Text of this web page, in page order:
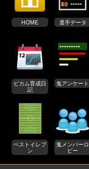
HOME 選手データ
ビカム育成日
記
鬼アンケート
ベストイレブ
ン
鬼メンバーロ
ビー